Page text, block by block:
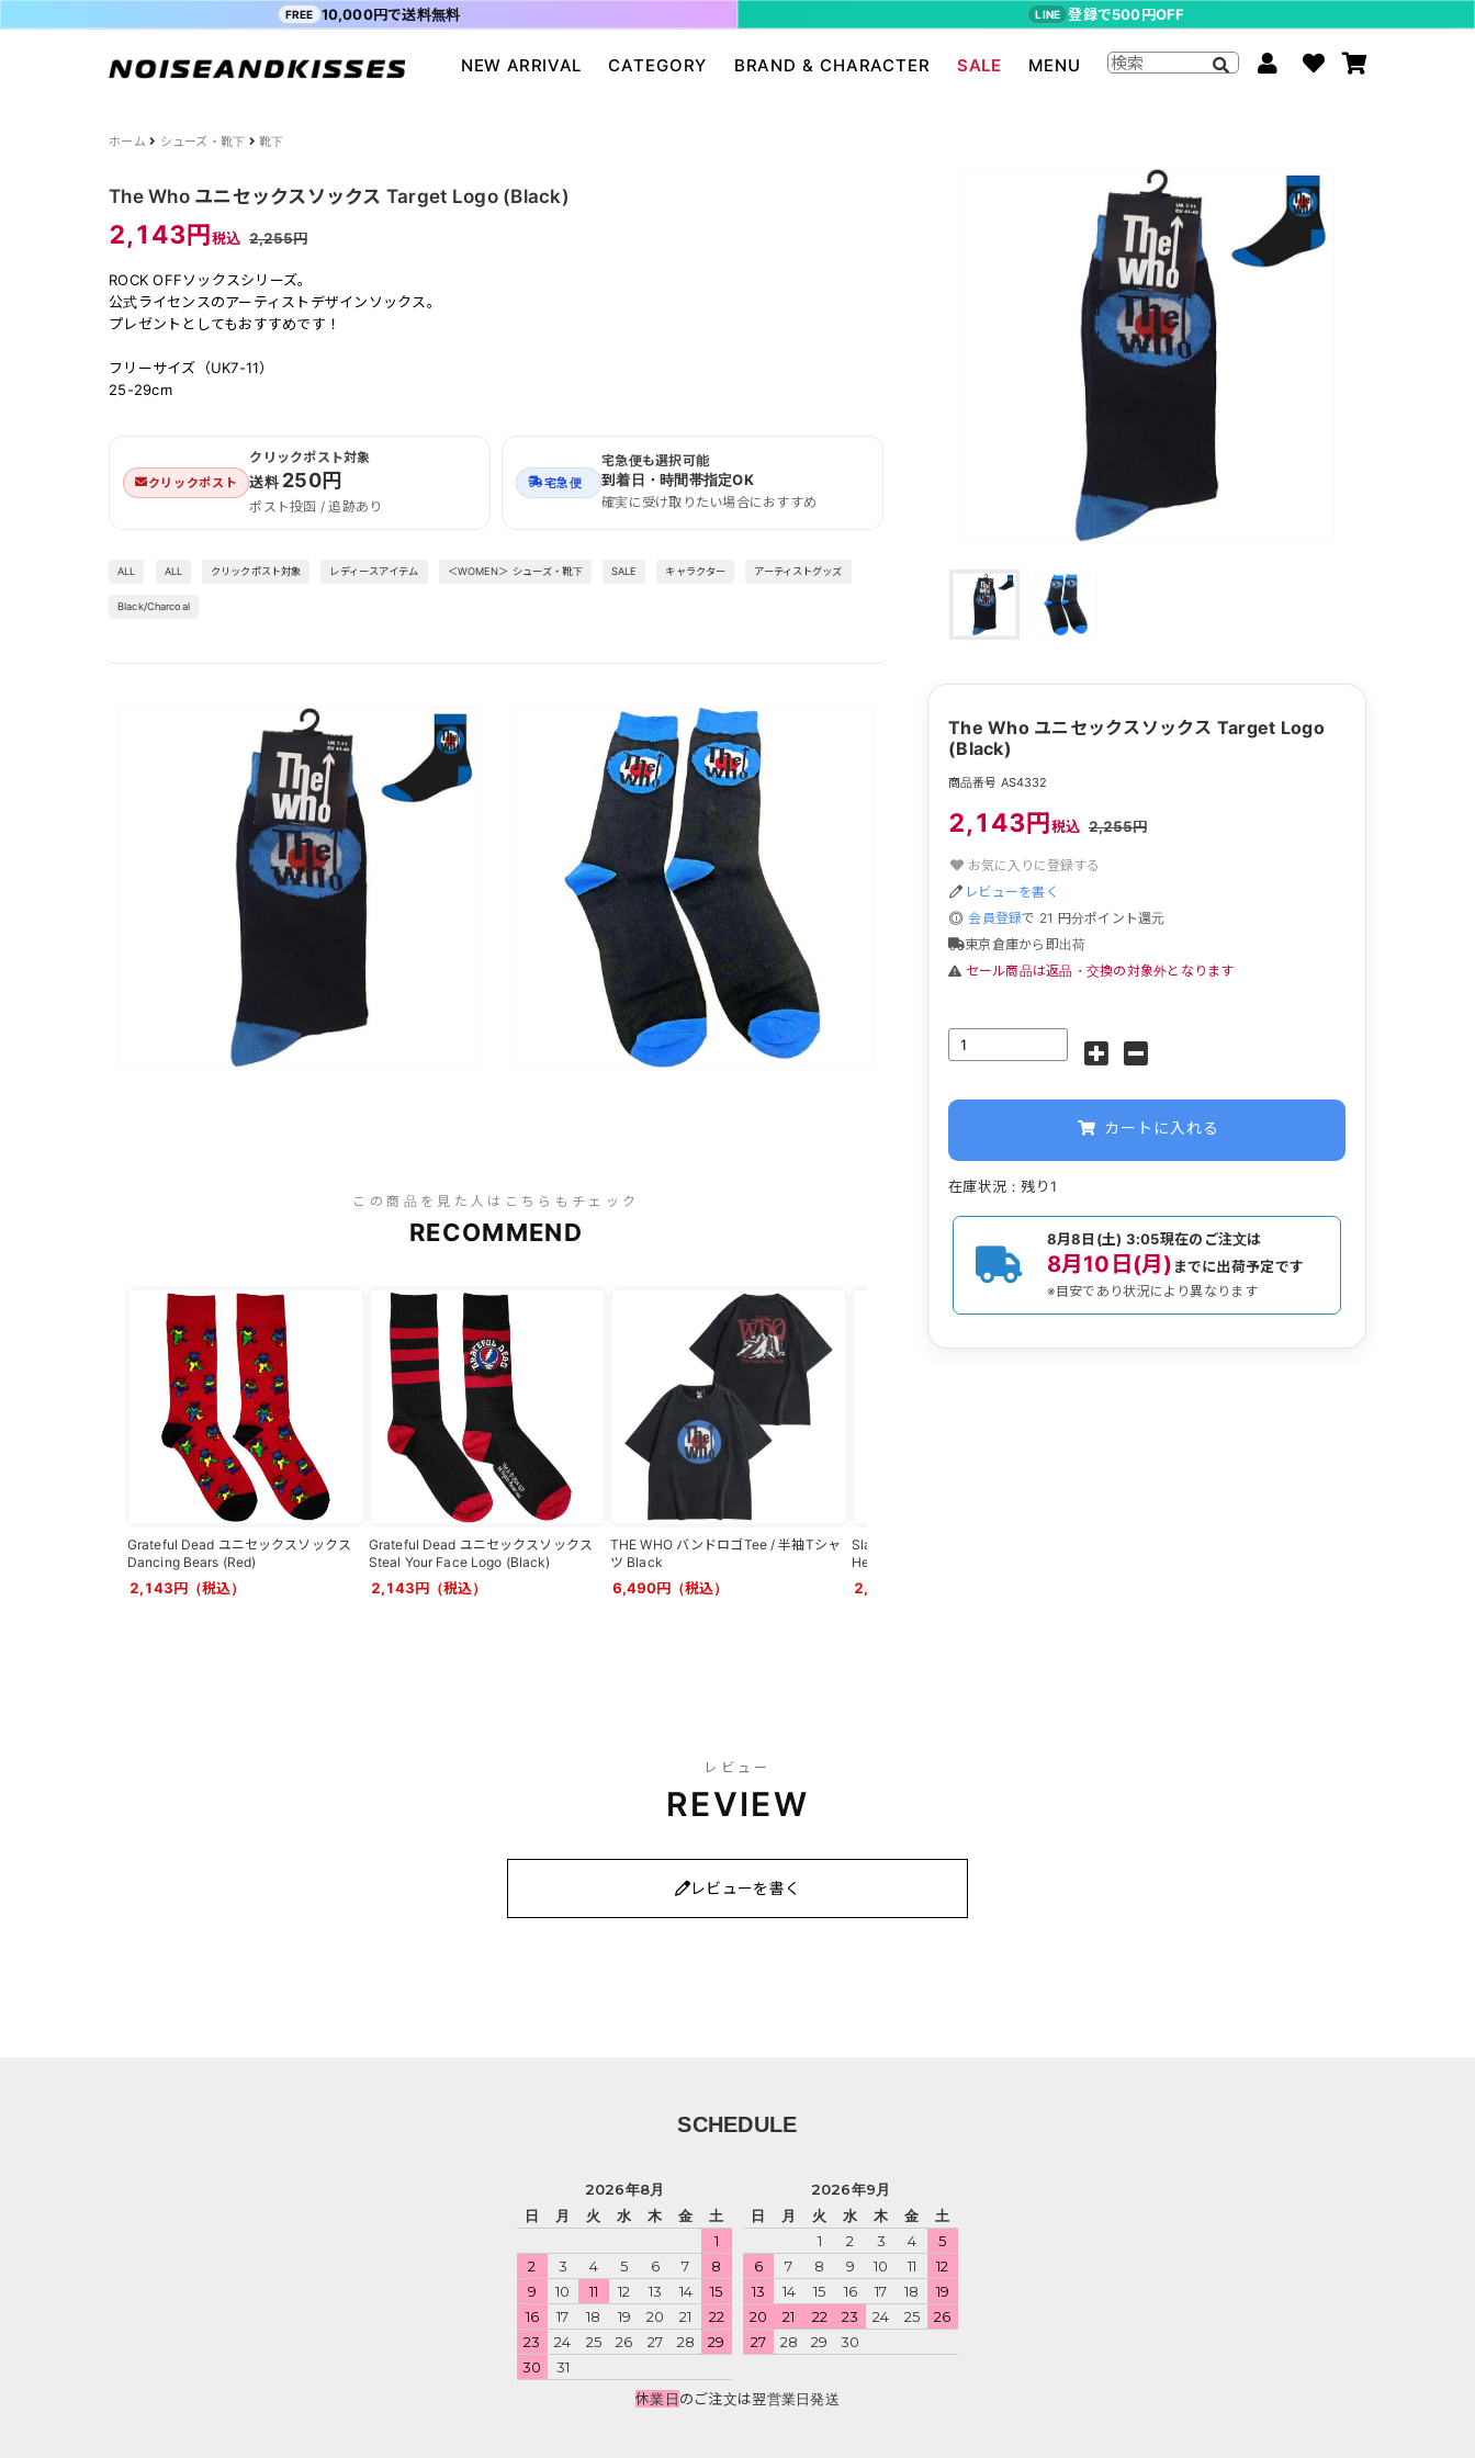
NEW ARRIVAL CATEGORY
ALL ITEM
SALE
スウェット・ニット
BRAND & CHARACTER
ACDC RAG
FILA
47
ODD SOX
XTS
The Beatles
らんま1/2
ムーミン
P-CHAN
キャスパー
アーティストグッズ
SALE MENU
ショッピングガイド
INTERNATIONAL
会員登録
FREE 10,000円で送料無料 LINE 登録で500円OFF
ホーム シューズ・靴下 靴下
The Who ユニセックスソックス Target Logo
(Black)
商品番号 AS4332
2,143円税込 2,255円
お気に入りに登録する
レビューを書く
会員登録で 21 円分ポイント還元
東京倉庫から即出荷
セール商品は返品・交換の対象外となります
カートに入れる
在庫状況：残り1
8月8日(土) 3:05現在のご注文は
8月10日(月) までに出荷予定です
※目安であり状況により異なります
The Who ユニセックスソックス Target Logo (Black)
2,143円税込 2,255円
ROCK OFFソックスシリーズ。
公式ライセンスのアーティストデザインソックス。
プレゼントとしてもおすすめです！
フリーサイズ（UK7-11）
25-29cm
クリックポスト
クリックポスト対象
送料250円
ポスト投函 / 追跡あり
宅急便
宅急便も選択可能
到着日・時間帯指定OK
確実に受け取りたい場合におすすめ
ALL ALL クリックポスト対象 レディースアイテム ＜WOMEN＞ シューズ・靴下 SALE キャラクター アーティストグッズ
Black/Charcoal
この商品を見た人はこちらもチェック
RECOMMEND
Grateful Dead ユニセックスソックス
Dancing Bears (Red)
2,143円（税込）
Grateful Dead ユニセックスソックス
Steal Your Face Logo (Black)
2,143円（税込）
THE WHO バンドロゴTee / 半袖Tシャ
ツ Black
6,490円（税込）
Slayer ユニセックスソックス South Of
Heaven Colour (Charcoal Grey)
2,143円（税込）
レビュー
REVIEW
レビューを書く
SCHEDULE
2026年8月
日
月 火 水 木 金
土
1
2
3 4 5 6 7
8
9
10 11 12 13 14
15
16
17 18 19 20 21
22
23
24 25 26 27 28
29
30
31
2026年9月
日
月 火 水 木 金
土
1
2 3 4
5
6
7 8 9 10 11
12
13
14 15 16 17 18
19
20
21 22 23 24 25
26
27
28 29 30
休業日のご注文は翌営業日発送